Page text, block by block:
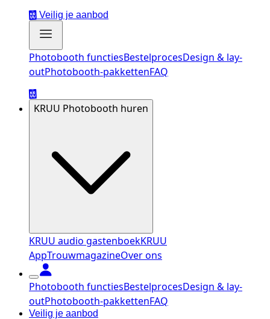
Veilig je aanbod
Photobooth functiesBestelprocesDesign & lay-
outPhotobooth-pakkettenFAQ
KRUU Photobooth huren
KRUU audio gastenboekKRUU
AppTrouwmagazineOver ons
Photobooth functiesBestelprocesDesign & lay-
outPhotobooth-pakkettenFAQ
Veilig je aanbod